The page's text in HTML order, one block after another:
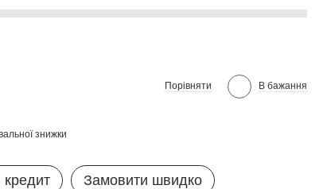
Порівняти В бажання
знижки
кредит Замовити швидко